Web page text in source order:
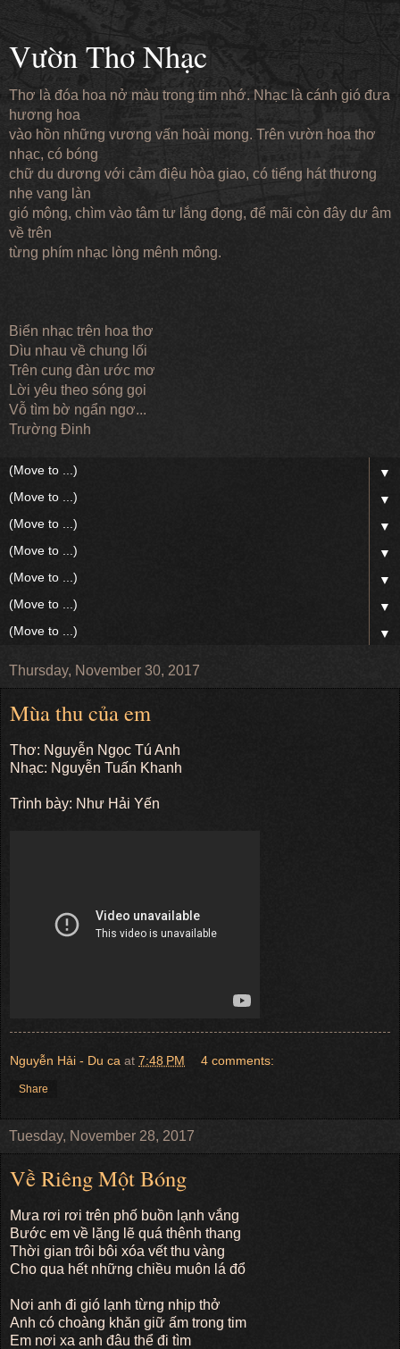
Vườn Thơ Nhạc
Thơ là đóa hoa nở màu trong tim nhớ. Nhạc là cánh gió đưa
hương hoa
vào hồn những vương vấn hoài mong. Trên vườn hoa thơ
nhạc, có bóng
chữ du dương với cảm điệu hòa giao, có tiếng hát thương
nhẹ vang làn
gió mộng, chìm vào tâm tư lắng đọng, để mãi còn đây dư âm
về trên
từng phím nhạc lòng mênh mông.
Biển nhạc trên hoa thơ
Dìu nhau về chung lối
Trên cung đàn ước mơ
Lời yêu theo sóng gọi
Vỗ tìm bờ ngẩn ngơ...
Trường Đinh
▼
▼
▼
▼
▼
▼
▼
Thursday, November 30, 2017
Mùa thu của em
Thơ: Nguyễn Ngọc Tú Anh
Nhạc: Nguyễn Tuấn Khanh
Trình bày: Như Hải Yến
Nguyễn Hải - Du ca at 7:48 PM 4 comments:
Share
Tuesday, November 28, 2017
Về Riêng Một Bóng
Mưa rơi rơi trên phố buồn lạnh vắng
Bước em về lặng lẽ quá thênh thang
Thời gian trôi bôi xóa vết thu vàng
Cho qua hết những chiều muôn lá đổ
Nơi anh đi gió lạnh từng nhịp thở
Anh có choàng khăn giữ ấm trong tim
Em nơi xa anh đâu thể đi tìm